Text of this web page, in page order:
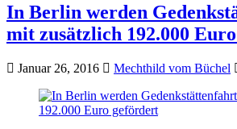
In Berlin werden
mit zusätzlich 192.000
Januar 26, 2016 Mechthild vom Büchel